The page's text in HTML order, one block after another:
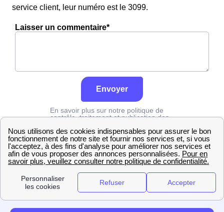
service client, leur numéro est le 3099.
Laisser un commentaire*
Envoyer
En savoir plus sur notre politique de
contrôle, traitement et publication des
Grdf Lozère Saint-Germain-De-Calberte